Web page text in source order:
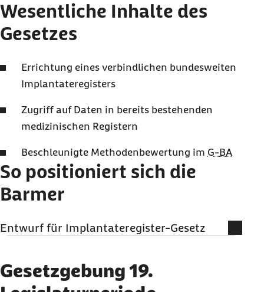
Wesentliche Inhalte des
Gesetzes
Errichtung eines verbindlichen bundesweiten
Implantateregisters
Zugriff auf Daten in bereits bestehenden
medizinischen Registern
Beschleunigte Methodenbewertung im G-BA
So positioniert sich die
Barmer
Entwurf für Implantateregister-Gesetz
vor mit einer verpflichtenden Teilnahme der verantwortlichen
Gesundheitseinrichtungen, der betroffenen Patientinnen und
Patienten sowie der Hersteller implantierbarer Medizinprodukte.
Gesetzgebung 19.